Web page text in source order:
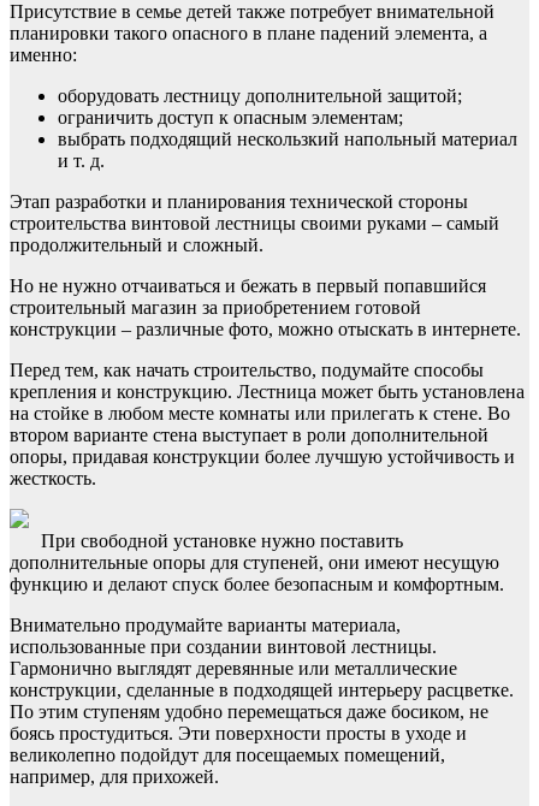
Присутствие в семье детей также потребует внимательной
планировки такого опасного в плане падений элемента, а
именно:
оборудовать лестницу дополнительной защитой;
ограничить доступ к опасным элементам;
выбрать подходящий нескользкий напольный материал
и т. д.
Этап разработки и планирования технической стороны
строительства винтовой лестницы своими руками – самый
продолжительный и сложный.
Но не нужно отчаиваться и бежать в первый попавшийся
строительный магазин за приобретением готовой
конструкции – различные фото, можно отыскать в интернете.
Перед тем, как начать строительство, подумайте способы
крепления и конструкцию. Лестница может быть установлена
на стойке в любом месте комнаты или прилегать к стене. Во
втором варианте стена выступает в роли дополнительной
опоры, придавая конструкции более лучшую устойчивость и
жесткость.
При свободной установке нужно поставить
дополнительные опоры для ступеней, они имеют несущую
функцию и делают спуск более безопасным и комфортным.
Внимательно продумайте варианты материала,
использованные при создании винтовой лестницы.
Гармонично выглядят деревянные или металлические
конструкции, сделанные в подходящей интерьеру расцветке.
По этим ступеням удобно перемещаться даже босиком, не
боясь простудиться. Эти поверхности просты в уходе и
великолепно подойдут для посещаемых помещений,
например, для прихожей.